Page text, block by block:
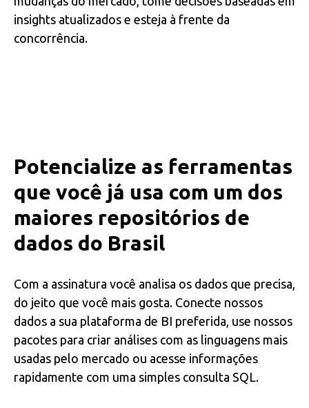
insights atualizados e esteja à frente da
concorrência.
Potencialize as ferramentas
que você já usa com um dos
maiores repositórios de
dados do Brasil
Com a assinatura você analisa os dados que precisa,
do jeito que você mais gosta. Conecte nossos
dados a sua plataforma de BI preferida, use nossos
pacotes para criar análises com as linguagens mais
usadas pelo mercado ou acesse informações
rapidamente com uma simples consulta SQL.